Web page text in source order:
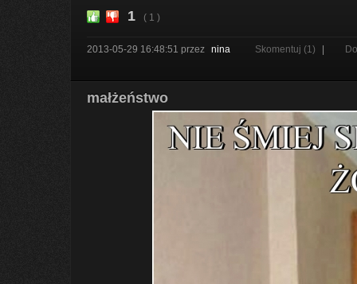
1 ( 1 )
2013-05-29 16:48:51 przez nina Skomentuj (1)
małżeństwo